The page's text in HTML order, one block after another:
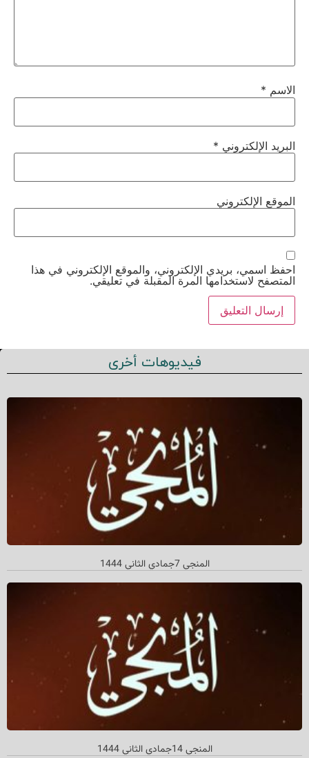
الاسم *
البريد الإلكتروني *
الموقع الإلكتروني
احفظ اسمي، بريدي الإلكتروني، والموقع الإلكتروني في هذا
المتصفح لاستخدامها المرة المقبلة في تعليقي.
فيديوهات أخرى
المنجي 7جمادي الثاني 1444
المنجي 14جمادي الثاني 1444